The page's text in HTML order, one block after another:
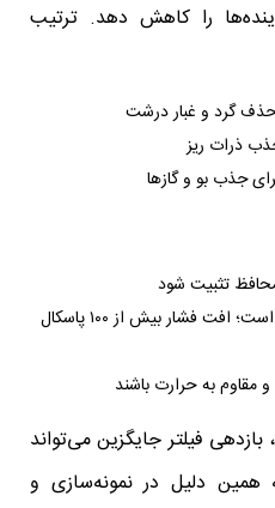
را کاهش دهد. ترتیب
حذف گرد و غبار درشت
جذب بو و گازها
محافظ تثبیت شود
ضخامت بیش از حد ممنوع است؛ افت فشار بیش از ۱۰۰ پاسکال
به حرارت باشند
بازدهی فیلتر جایگزین می‌تواند
به همین دلیل در نمونه‌سازی و